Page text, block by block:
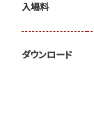
入場料
ダウンロード